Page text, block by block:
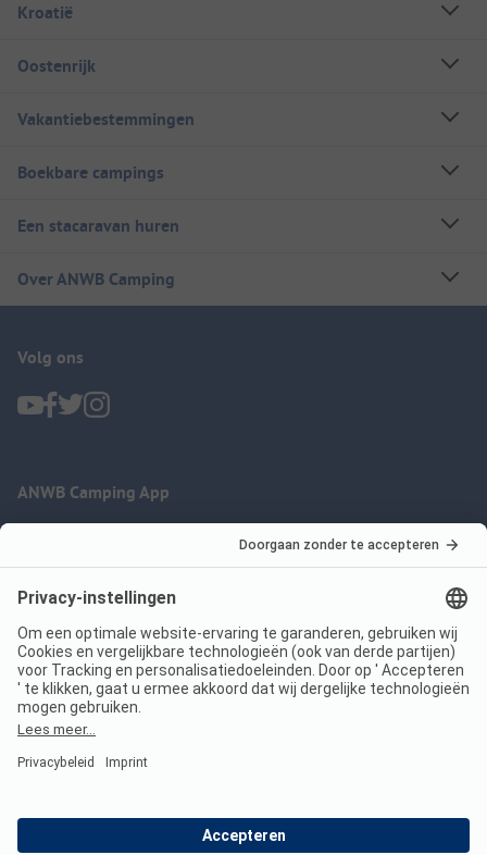
Kroatië
Oostenrijk
Vakantiebestemmingen
Boekbare campings
Een stacaravan huren
Over ANWB Camping
Volg ons
ANWB Camping App
Imprint
Jouw privacy
Voorwaarden
Wet digitale diensten